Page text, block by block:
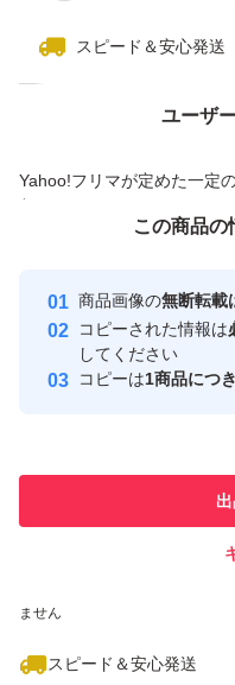
スピード＆安心発送
ユーザ
Yahoo!フリマが定めた一定
付与しています
安心取引出品者
取引実績
ません
スピード＆安心発送
価格の相談
この商品の
商品画像の無断転載
コピーされた情報は
してください
コピーは1商品につ
この商品をみている人に